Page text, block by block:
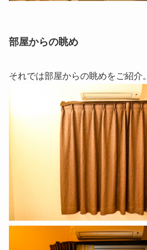
部屋からの眺め
それでは部屋からの眺めをご紹介。